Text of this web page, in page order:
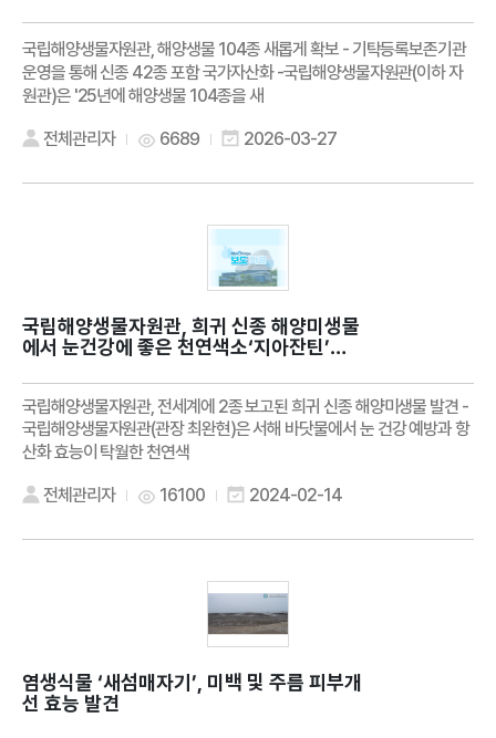
국립해양생물자원관, 해양생물 104종 새롭게 확보 - 기탁등록보존기관
운영을 통해 신종 42종 포함 국가자산화 -국립해양생물자원관(이하 자
원관)은 '25년에 해양생물 104종을 새
전체관리자 6689 2026-03-27
국립해양생물자원관, 희귀 신종 해양미생물
에서 눈건강에 좋은 천연색소‘지아잔틴’색
국립해양생물자원관, 전세계에 2종 보고된 희귀 신종 해양미생물 발견 -
국립해양생물자원관(관장 최완현)은 서해 바닷물에서 눈 건강 예방과 항
산화 효능이 탁월한 천연색
전체관리자 16100 2024-02-14
염생식물 ‘새섬매자기’, 미백 및 주름 피부개
선 효능 발견